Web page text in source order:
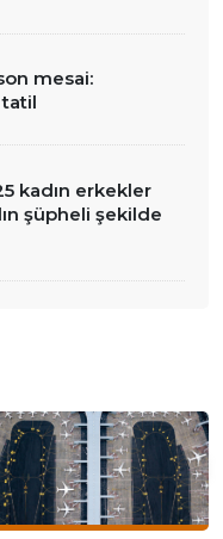
mesai:
tatil
kadın erkekler
şüpheli şekilde